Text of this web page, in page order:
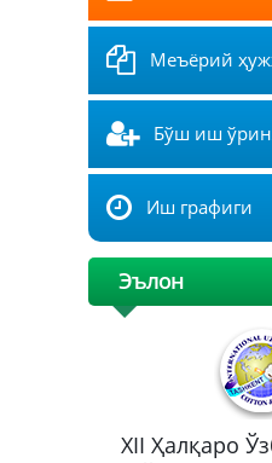
Меъёрий
Бўш иш
Иш графиги
Эълон
XII Ҳалқаро